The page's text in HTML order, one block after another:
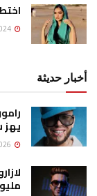
أخبار حديثة
يهز